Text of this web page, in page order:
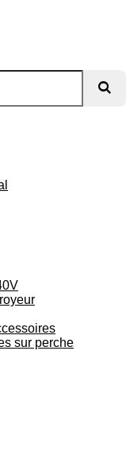
sur perche